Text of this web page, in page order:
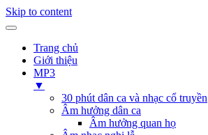
Skip to content
Trang chủ
Giới thiệu
MP3
▼
30 phút dân ca và nhạc cổ truyền
Âm hưởng dân ca
Âm hưởng quan họ